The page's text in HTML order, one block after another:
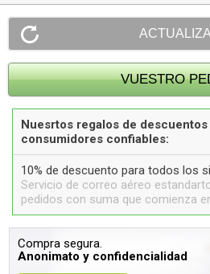
Nuesrtos regalos de
consumidores confiables:
10% de descuento para todos los
Servicio de correo aéreo
pedidos con suma que comienza
Compra segura.
Anonimato y confidencialidad